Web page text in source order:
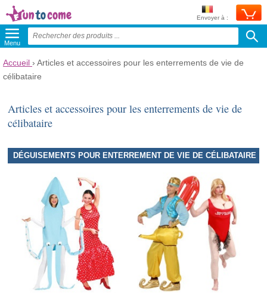
Envoyer à :
Menu
Accueil › Articles et accessoires pour les enterrements de vie de
célibataire
Articles et accessoires pour les enterrements de vie de
célibataire
DÉGUISEMENTS POUR ENTERREMENT DE VIE DE CÉLIBATAIRE